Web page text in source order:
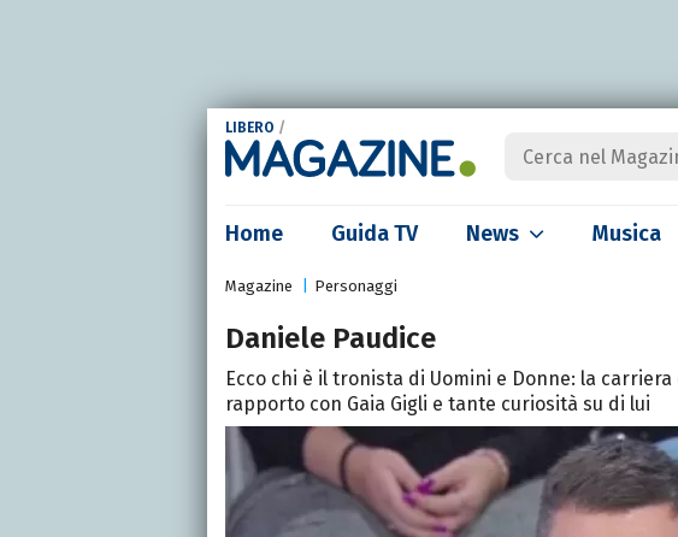
LIBERO /
Home Guida TV News Musica
Magazine Personaggi
Daniele Paudice
Ecco chi è il tronista di Uomini e Donne: la
rapporto con Gaia Gigli e tante curiosità su di lui